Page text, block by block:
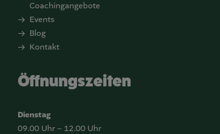
Coachingangebote
Events
Blog
Kontakt
Öffnungszeiten
Dienstag
09.00 Uhr – 12.00 Uhr